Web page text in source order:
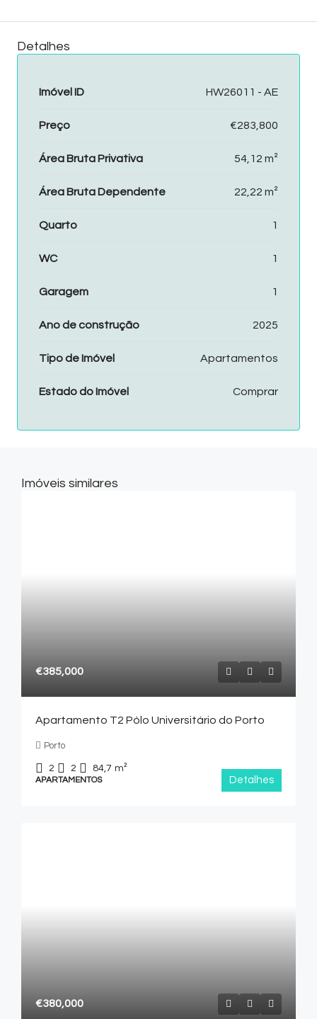
Detalhes
Imóvel ID HW26011 - AE
Preço €283,800
Área Bruta Privativa 54,12 m²
Área Bruta Dependente 22,22 m²
Quarto 1
WC 1
Garagem 1
Ano de construção 2025
Tipo de Imóvel Apartamentos
Estado do Imóvel Comprar
Imóveis similares
€385,000
Apartamento T2 Pólo Universitário do Porto
Porto
2 2 84,7 m²
APARTAMENTOS Detalhes
€380,000